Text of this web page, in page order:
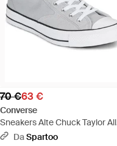
70 €63 €
Converse
Sneakers Alte Chuck Taylor All
Star Malden Street - Bianco
DaSpartoo